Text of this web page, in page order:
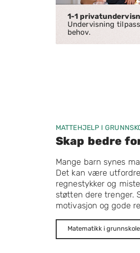
1-1
Undervisning
behov.
MATTEHJELP I
Skap bedre
Mange barn synes
Det kan være
regnestykker og
støtten dere trenger.
motivasjon og gode
Matematikk i